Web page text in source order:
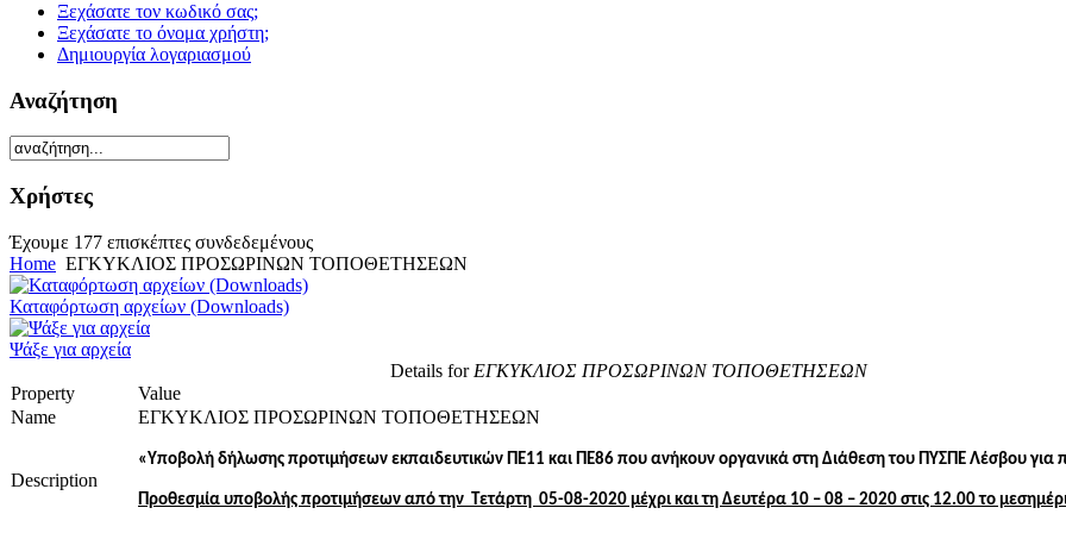
Ξεχάσατε τον κωδικό σας;
Ξεχάσατε το όνομα χρήστη;
Δημιουργία λογαριασμού
Αναζήτηση
Χρήστες
Έχουμε 177 επισκέπτες συνδεδεμένους
Home ΕΓΚΥΚΛΙΟΣ ΠΡΟΣΩΡΙΝΩΝ ΤΟΠΟΘΕΤΗΣΕΩΝ
Καταφόρτωση αρχείων (Downloads)
Ψάξε για αρχεία
Details forΕΓΚΥΚΛΙΟΣ ΠΡΟΣΩΡΙΝΩΝ ΤΟΠΟΘΕΤΗΣΕΩΝ
Property
Value
Name
ΕΓΚΥΚΛΙΟΣ ΠΡΟΣΩΡΙΝΩΝ ΤΟΠΟΘΕΤΗΣΕΩΝ
Description
«Υποβολή δήλωσης προτιμήσεων εκπαιδευτικών ΠΕ11 και ΠΕ86 που ανήκουν οργανικά στη Διάθεση του ΠΥΣΠΕ Λέσβου για
Προθεσμία υποβολής προτιμήσεων από την Τετάρτη 05-08-2020 μέχρι και τη Δευτέρα 10 – 08 – 2020 στις 12.00 το